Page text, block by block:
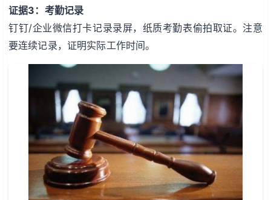
证据3：考勤记录
钉钉/企业微信打卡记录录屏，纸质考勤表偷拍取证。注意
要连续记录，证明实际工作时间。